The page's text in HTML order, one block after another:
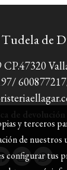
de
y terceros
de nuestros
configurar tus